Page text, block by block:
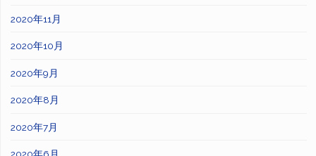
2020年11月
2020年10月
2020年9月
2020年8月
2020年7月